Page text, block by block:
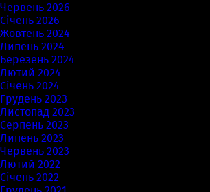
Червень 2026
Січень 2026
Жовтень 2024
Липень 2024
Березень 2024
Лютий 2024
Січень 2024
Грудень 2023
Листопад 2023
Серпень 2023
Липень 2023
Червень 2023
Лютий 2022
Січень 2022